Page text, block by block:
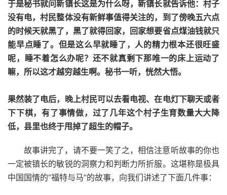
于是秘书就问新镇长这是为什么呀，新镇长就告诉他：村子
没有电，村民整体没有新鲜事值得关注的，到了傍晚五六点
的时候天就黑了，黑了就得回家，回家想要省点煤油钱就只
能早点睡了。但是这么早就睡了，人的精力根本还很旺盛
呢，睡不着怎么办呢？还不就真剩下那唯一的床上运动了
嘛，所以这才越穷越生啊。秘书一听，恍然大悟。
果然装了电后，晚上村民可以去看电视、在电灯下聊天或者
下下棋，有了事情做，过了几年这个村子生育数量大大降
低，县里也终于甩掉了超生的帽子。
故事讲完了，请不要一笑了之，相信注意听故事的你也
一定被镇长的敏锐的洞察力和判断力所折服。这堪称是极具
中国国情的“福特与马”的故事，向我们讲述了下面几件事：